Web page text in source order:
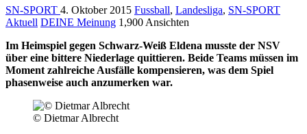
SN-SPORT 4. Oktober 2015 Fussball, Landesliga, SN-SPORT
Aktuell DEINE Meinung 1,900 Ansichten
Im Heimspiel gegen Schwarz-Weiß Eldena musste der NSV
über eine bittere Niederlage quittieren. Beide Teams müssen im
Moment zahlreiche Ausfälle kompensieren, was dem Spiel
phasenweise auch anzumerken war.
© Dietmar Albrecht